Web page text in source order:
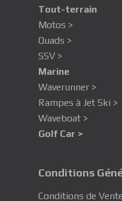
Tout-terrain
Motos >
Quads >
SSV >
Marine
Waverunner >
Rampes à Jet Ski >
Waveboat >
Golf Car >
Conditions
Conditions de